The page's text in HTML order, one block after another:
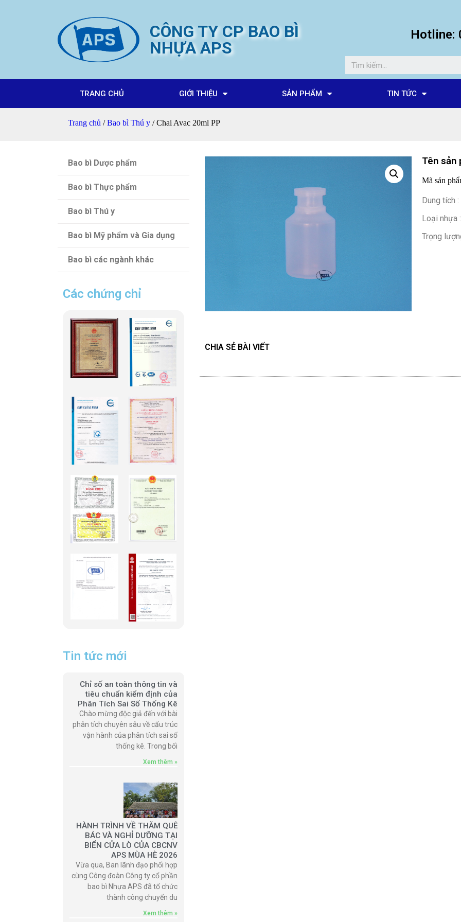
CÔNG TY CP BAO BÌ
NHỰA APS
Hotline:
TRANG CHỦ GIỚI THIỆU SẢN PHẨM TIN TỨC
Trang chủ /Bao bì Thú y / Chai Avac 20ml PP
Bao bì Dược phẩm
Bao bì Thực phẩm
Bao bì Thú y
Bao bì Mỹ phẩm và Gia dụng
Bao bì các ngành khác
Các chứng chỉ
Tin tức mới
Chỉ số an toàn thông tin và
tiêu chuẩn kiểm định của
Phân Tích Sai Số Thống Kê
Chào mừng độc giả đến với bài
phân tích chuyên sâu về cấu trúc
vận hành của phân tích sai số
thống kê. Trong bối
Xem thêm »
HÀNH TRÌNH VỀ THĂM QUÊ
BÁC VÀ NGHỈ DƯỠNG TẠI
BIỂN CỬA LÒ CỦA CBCNV
APS MÙA HÈ 2026
Vừa qua, Ban lãnh đạo phối hợp
cùng Công đoàn Công ty cổ phần
bao bì Nhựa APS đã tổ chức
thành công chuyến du
Xem thêm »
Tên sản
Mã sản
Dung tích
Loại nhựa
Trọng
CHIA SẺ BÀI VIẾT